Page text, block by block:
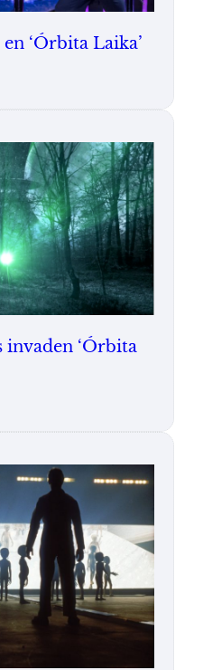
‘Órbita Laika’
invaden ‘Órbita